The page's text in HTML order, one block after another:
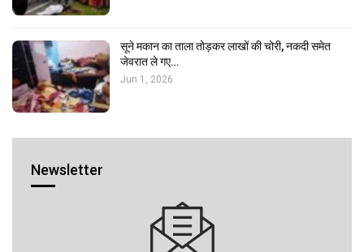
सूने मकान का ताला तोड़कर लाखों की चोरी, नकदी समेत
जेवरात ले गए…
Jun 1, 2026
Newsletter